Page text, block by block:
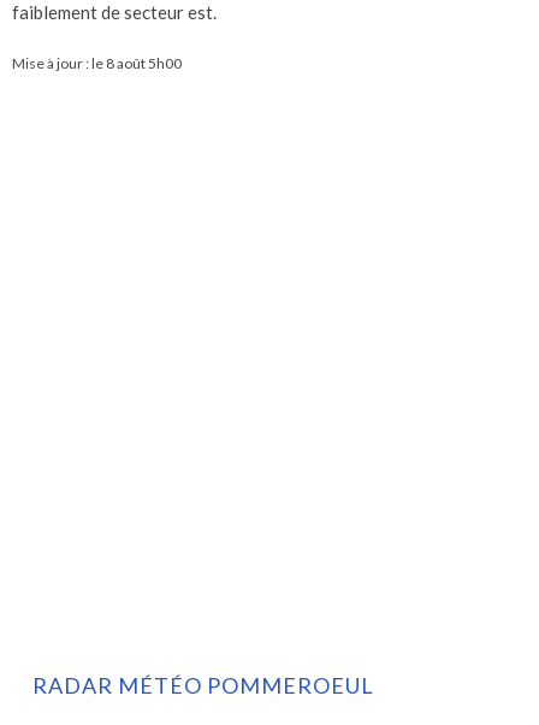
faiblement de secteur est.
Mise à jour : le 8 août 5h00
RADAR MÉTÉO POMMEROEUL